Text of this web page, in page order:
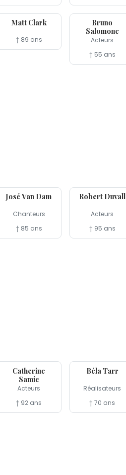
15 mar
Matt Clark
† 89 ans
15 mar
Bruno
Salomone
Acteurs
† 55 ans
José Van Dam
Chanteurs
† 85 ans
Robert Duvall
Acteurs
† 95 ans
Catherine
Samie
Acteurs
† 92 ans
Béla Tarr
Réalisateurs
† 70 ans